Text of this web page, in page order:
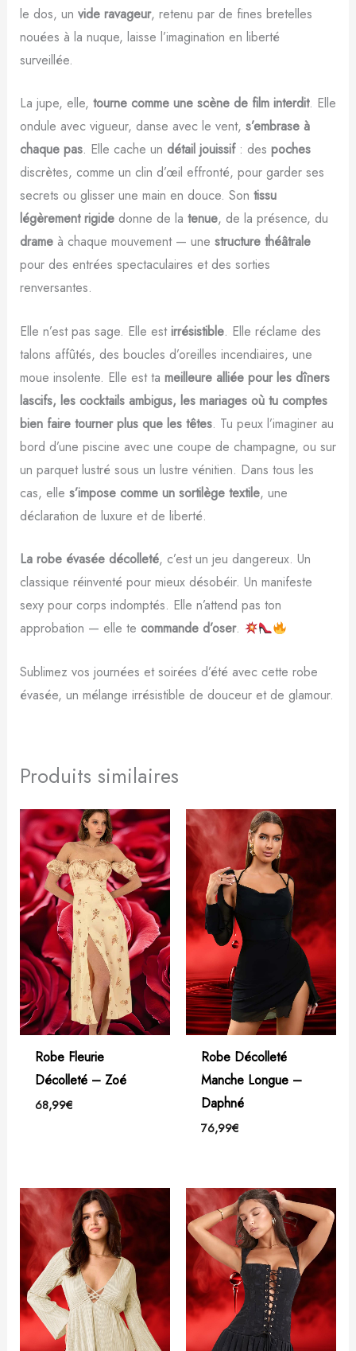
le dos, un vide ravageur, retenu par de fines bretelles
nouées à la nuque, laisse l’imagination en liberté
surveillée.
La jupe, elle, tourne comme une scène de film interdit. Elle
ondule avec vigueur, danse avec le vent, s’embrase à
chaque pas. Elle cache un détail jouissif: des poches
discrètes, comme un clin d’œil effronté, pour garder ses
secrets ou glisser une main en douce. Son tissu
légèrement rigidedonne de la tenue, de la présence, du
drameà chaque mouvement — une structure théâtrale
pour des entrées spectaculaires et des sorties
renversantes.
Elle n’est pas sage. Elle estirrésistible. Elle réclame des
talons affûtés, des boucles d’oreilles incendiaires, une
moue insolente. Elle est ta meilleure alliée pour les dîners
lascifs, les cocktails ambigus, les mariages où tu comptes
bien faire tourner plus que les têtes. Tu peux l’imaginer au
bord d’une piscine avec une coupe de champagne, ou sur
un parquet lustré sous un lustre vénitien. Dans tous les
cas, elle s’impose comme un sortilège textile, une
déclaration de luxure et de liberté.
La robe évasée décolleté, c’est un jeu dangereux. Un
classique réinventé pour mieux désobéir. Un manifeste
sexy pour corps indomptés. Elle n’attend pas ton
approbation — elle te commande d’oser.
Sublimez vos journées et soirées d’été avec cette robe
évasée, un mélange irrésistible de douceur et de glamour.
Produits similaires
Robe Fleurie
Décolleté – Zoé
68,99€
Robe Décolleté
Manche Longue –
Daphné
76,99€